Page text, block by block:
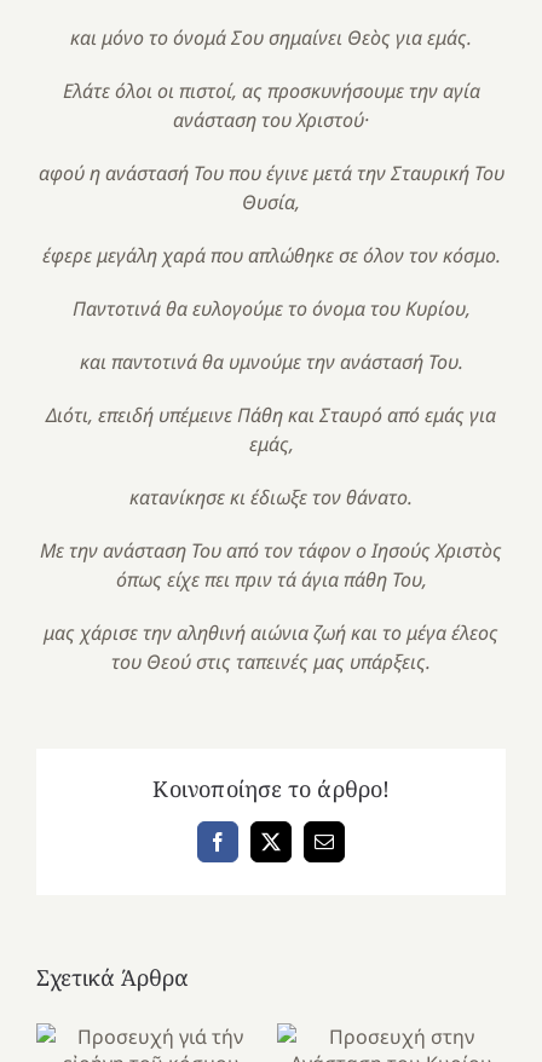
και μόνο το όνομά Σου σημαίνει Θεὸς για εμάς.
Ελάτε όλοι οι πιστοί, ας προσκυνήσουμε την αγία
ανάσταση του Χριστού·
αφού η ανάστασή Του που έγινε μετά την Σταυρική Του
Θυσία,
έφερε μεγάλη χαρά που απλώθηκε σε όλον τον κόσμο.
Παντοτινά θα ευλογούμε το όνομα του Κυρίου,
και παντοτινά θα υμνούμε την ανάστασή Του.
Διότι, επειδή υπέμεινε Πάθη και Σταυρό από εμάς για
εμάς,
κατανίκησε κι έδιωξε τον θάνατο.
Με την ανάσταση Του από τον τάφον ο Ιησούς Χριστὸς
όπως είχε πει πριν τά άγια πάθη Του,
μας χάρισε την αληθινή αιώνια ζωή και το μέγα έλεος
του Θεού στις ταπεινές μας υπάρξεις.
Κοινοποίησε το άρθρο!
Facebook
X Email
Σχετικά Άρθρα